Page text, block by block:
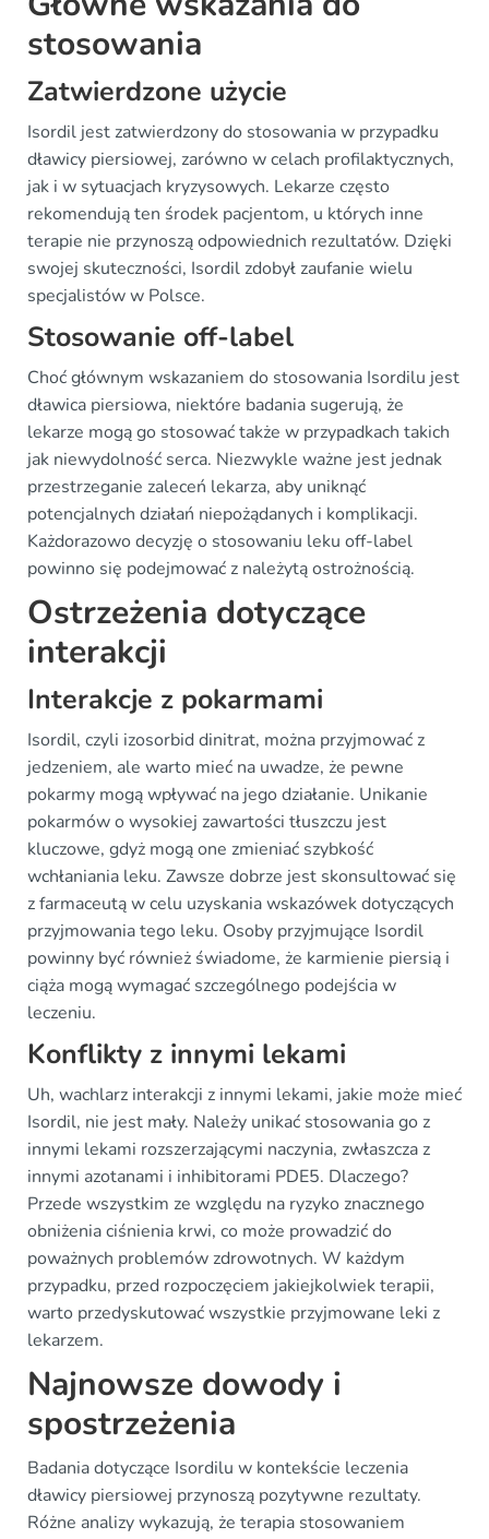
stosowania
Zatwierdzone użycie
Isordil jest zatwierdzony do stosowania w przypadku
dławicy piersiowej, zarówno w celach profilaktycznych,
jak i w sytuacjach kryzysowych. Lekarze często
rekomendują ten środek pacjentom, u których inne
terapie nie przynoszą odpowiednich rezultatów. Dzięki
swojej skuteczności, Isordil zdobył zaufanie wielu
specjalistów w Polsce.
Stosowanie off-label
Choć głównym wskazaniem do stosowania Isordilu jest
dławica piersiowa, niektóre badania sugerują, że
lekarze mogą go stosować także w przypadkach takich
jak niewydolność serca. Niezwykle ważne jest jednak
przestrzeganie zaleceń lekarza, aby uniknąć
potencjalnych działań niepożądanych i komplikacji.
Każdorazowo decyzję o stosowaniu leku off-label
powinno się podejmować z należytą ostrożnością.
Ostrzeżenia dotyczące
interakcji
Interakcje z pokarmami
Isordil, czyli izosorbid dinitrat, można przyjmować z
jedzeniem, ale warto mieć na uwadze, że pewne
pokarmy mogą wpływać na jego działanie. Unikanie
pokarmów o wysokiej zawartości tłuszczu jest
kluczowe, gdyż mogą one zmieniać szybkość
wchłaniania leku. Zawsze dobrze jest skonsultować się
z farmaceutą w celu uzyskania wskazówek dotyczących
przyjmowania tego leku. Osoby przyjmujące Isordil
powinny być również świadome, że karmienie piersią i
ciąża mogą wymagać szczególnego podejścia w
leczeniu.
Konflikty z innymi lekami
Uh, wachlarz interakcji z innymi lekami, jakie może mieć
Isordil, nie jest mały. Należy unikać stosowania go z
innymi lekami rozszerzającymi naczynia, zwłaszcza z
innymi azotanami i inhibitorami PDE5. Dlaczego?
Przede wszystkim ze względu na ryzyko znacznego
obniżenia ciśnienia krwi, co może prowadzić do
poważnych problemów zdrowotnych. W każdym
przypadku, przed rozpoczęciem jakiejkolwiek terapii,
warto przedyskutować wszystkie przyjmowane leki z
lekarzem.
Najnowsze dowody i
spostrzeżenia
Badania dotyczące Isordilu w kontekście leczenia
dławicy piersiowej przynoszą pozytywne rezultaty.
Różne analizy wykazują, że terapia stosowaniem